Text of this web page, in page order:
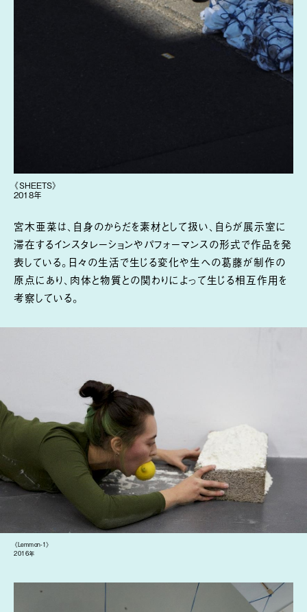
《SHEETS》
2018年
宮木亜菜は、自身のからだを素材として扱い、自らが展示室に
滞在するインスタレーションやパフォーマンスの形式で作品を発
表している。日々の生活で生じる変化や生への葛藤が制作の
原点にあり、肉体と物質との関わりによって生じる相互作用を
考察している。
《Lemmon-1》
2016年